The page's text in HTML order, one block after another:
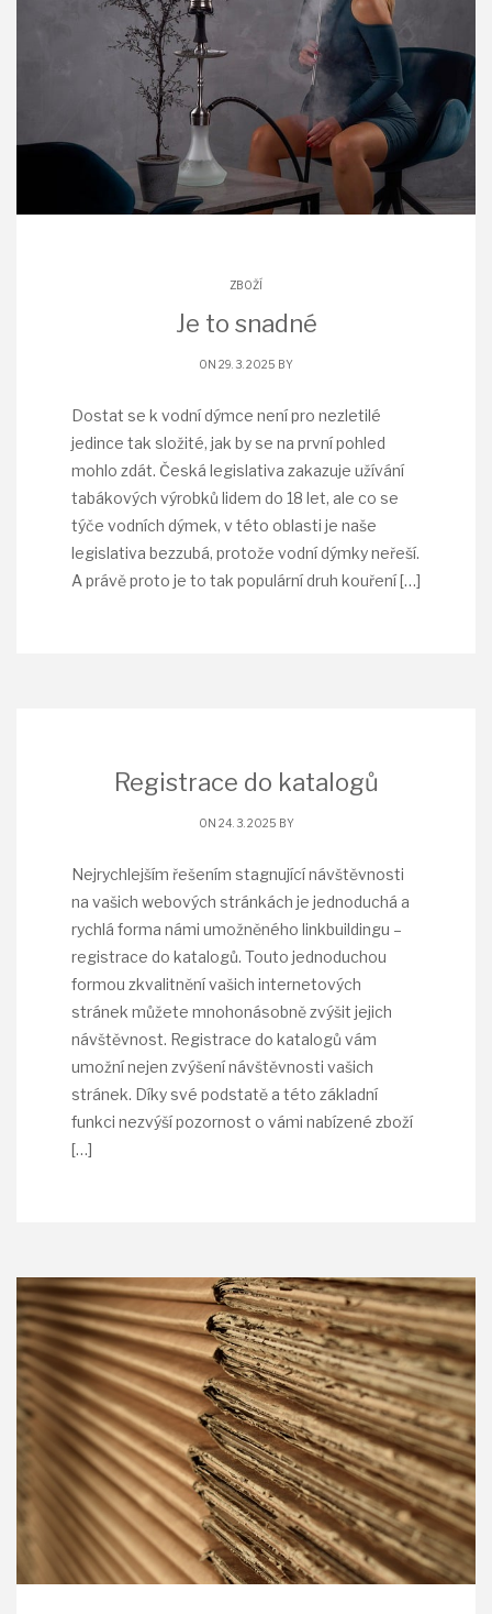
ZBOŽÍ
Je to snadné
ON 29. 3. 2025 BY
Dostat se k vodní dýmce není pro nezletilé
jedince tak složité, jak by se na první pohled
mohlo zdát. Česká legislativa zakazuje užívání
tabákových výrobků lidem do 18 let, ale co se
týče vodních dýmek, v této oblasti je naše
legislativa bezzubá, protože vodní dýmky neřeší.
A právě proto je to tak populární druh kouření[…]
Registrace do katalogů
ON 24. 3. 2025 BY
Nejrychlejším řešením stagnující návštěvnosti
na vašich webových stránkách je jednoduchá a
rychlá forma námi umožněného linkbuildingu –
registrace do katalogů. Touto jednoduchou
formou zkvalitnění vašich internetových
stránek můžete mnohonásobně zvýšit jejich
návštěvnost. Registrace do katalogů vám
umožní nejen zvýšení návštěvnosti vašich
stránek. Díky své podstatě a této základní
funkci nezvýší pozornost o vámi nabízené zboží
[…]